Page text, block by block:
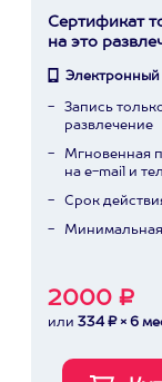
Сертификат
на это
Электронный
Запись
развлечение
Мгновенная
на e-mail и
Срок
2000 ₽
или 334 ₽ × 6